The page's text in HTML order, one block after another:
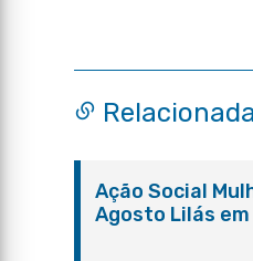
Ação Social
Agosto Lilás